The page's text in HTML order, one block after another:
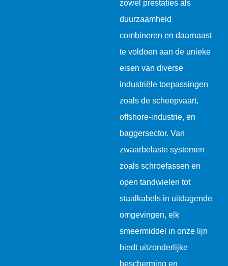
zowel prestaties als
duurzaamheid
combineren en daarnaast
te voldoen aan de unieke
eisen van diverse
industriële toepassingen
zoals de scheepvaart,
offshore-industrie, en
baggersector. Van
zwaarbelaste systemen
zoals schroefassen en
open tandwielen tot
staalkabels in uitdagende
omgevingen, elk
smeermiddel in onze lijn
biedt uitzonderlijke
bescherming en